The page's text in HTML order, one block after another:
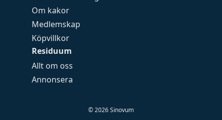
Om kakor
Medlemskap
Köpvillkor
Residuum
Allt om oss
Annonsera
©2026Sinovum